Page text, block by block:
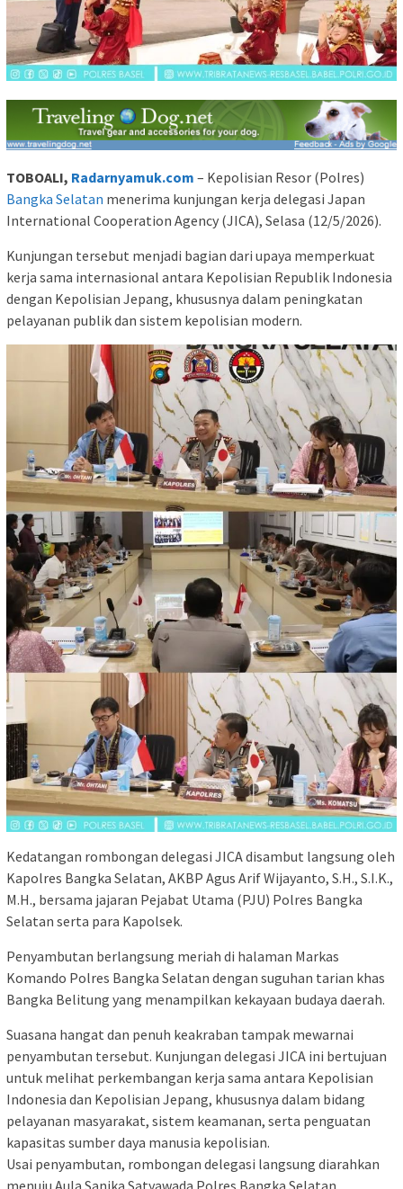
TOBOALI, Radarnyamuk.com – Kepolisian Resor (Polres)
Bangka Selatan menerima kunjungan kerja delegasi Japan
International Cooperation Agency (JICA), Selasa (12/5/2026).
Kunjungan tersebut menjadi bagian dari upaya memperkuat
kerja sama internasional antara Kepolisian Republik Indonesia
dengan Kepolisian Jepang, khususnya dalam peningkatan
pelayanan publik dan sistem kepolisian modern.
Kedatangan rombongan delegasi JICA disambut langsung oleh
Kapolres Bangka Selatan, AKBP Agus Arif Wijayanto, S.H., S.I.K.,
M.H., bersama jajaran Pejabat Utama (PJU) Polres Bangka
Selatan serta para Kapolsek.
Penyambutan berlangsung meriah di halaman Markas
Komando Polres Bangka Selatan dengan suguhan tarian khas
Bangka Belitung yang menampilkan kekayaan budaya daerah.
Suasana hangat dan penuh keakraban tampak mewarnai
penyambutan tersebut. Kunjungan delegasi JICA ini bertujuan
untuk melihat perkembangan kerja sama antara Kepolisian
Indonesia dan Kepolisian Jepang, khususnya dalam bidang
pelayanan masyarakat, sistem keamanan, serta penguatan
kapasitas sumber daya manusia kepolisian.
Usai penyambutan, rombongan delegasi langsung diarahkan